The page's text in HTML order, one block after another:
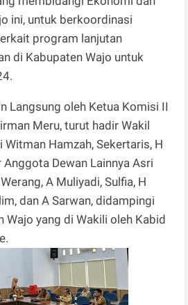
ini, untuk berkoordinasi
program lanjutan
di Kabupaten Wajo untuk
Langsung oleh Ketua Komisi II
Meru, turut hadir Wakil
Witman Hamzah, Sekertaris, H
Dewan Lainnya Asri
A Muliyadi, Sulfia, H
dan A Sarwan, didampingi
Wajo yang di Wakili oleh Kabid